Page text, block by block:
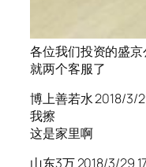
各位我们投资的盛
就两个客服了
博上善若水 2018/3/
我擦
这是家里啊
山东3万 2018/3/29